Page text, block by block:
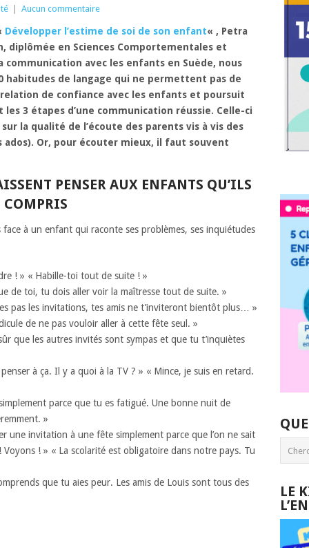
Aucun commentaire
Développer l’estime de soi de son enfant« , Petra
diplômée en Sciences Comportementales et
communication avec les enfants en Suède, nous
habitudes de langage qui ne permettent pas de
de confiance avec les enfants et poursuit
3 étapes d’une communication réussie. Celle-ci
la qualité de l’écoute des parents vis à vis des
Or, pour écouter mieux, il faut souvent
PENSER AUX ENFANTS QU’ILS
COMPRIS
à un enfant qui raconte ses problèmes, ses inquiétudes
! » « Habille-toi tout de suite ! »
de toi, tu dois aller voir la maîtresse tout de suite. »
pas les invitations, tes amis ne t’inviteront bientôt plus… »
de ne pas vouloir aller à cette fête seul. »
que les autres invités sont sympas et que tu t’inquiètes
à ça. Il y a quoi à la TV ? » « Mince, je suis en retard.
parce que tu es fatigué. Une bonne nuit de
»
une invitation à une fête simplement parce que l’on ne sait
Voyons ! » « La scolarité est obligatoire dans notre pays. Tu
que tu aies peur. Les amis de Louis sont tous des
LE